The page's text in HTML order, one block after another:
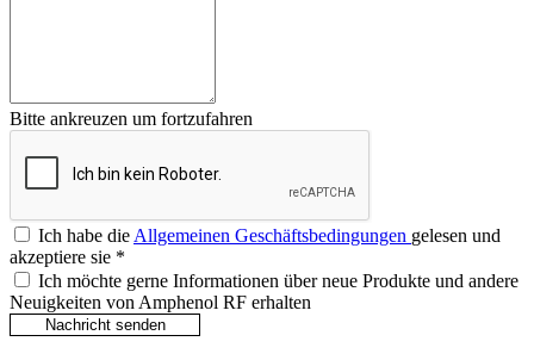
Bitte ankreuzen um fortzufahren
Ich habe dieAllgemeinen Geschäftsbedingungen gelesen und
akzeptiere sie *
Ich möchte gerne Informationen über neue Produkte und andere
Neuigkeiten von Amphenol RF erhalten